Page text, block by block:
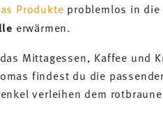
Produkte problemlos in die
erwärmen.
Mittagessen, Kaffee und
findest du die
verleihen dem